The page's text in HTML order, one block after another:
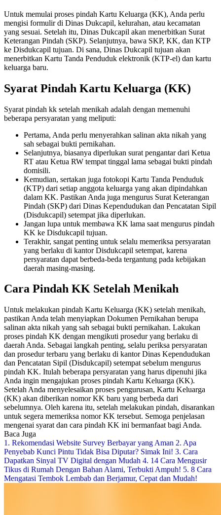
Untuk memulai proses pindah Kartu Keluarga (KK), Anda perlu
mengisi formulir di Dinas Dukcapil, kelurahan, atau kecamatan
yang sesuai. Setelah itu, Dinas Dukcapil akan menerbitkan Surat
Keterangan Pindah (SKP). Selanjutnya, bawa SKP, KK, dan KTP
ke Disdukcapil tujuan. Di sana, Dinas Dukcapil tujuan akan
menerbitkan Kartu Tanda Penduduk elektronik (KTP-el) dan kartu
keluarga baru.
Syarat Pindah Kartu Keluarga (KK)
Syarat pindah kk setelah menikah adalah dengan memenuhi
beberapa persyaratan yang meliputi:
Pertama, Anda perlu menyerahkan salinan akta nikah yang
sah sebagai bukti pernikahan.
Selanjutnya, biasanya diperlukan surat pengantar dari Ketua
RT atau Ketua RW tempat tinggal lama sebagai bukti pindah
domisili.
Kemudian, sertakan juga fotokopi Kartu Tanda Penduduk
(KTP) dari setiap anggota keluarga yang akan dipindahkan
dalam KK. Pastikan Anda juga mengurus Surat Keterangan
Pindah (SKP) dari Dinas Kependudukan dan Pencatatan Sipil
(Disdukcapil) setempat jika diperlukan.
Jangan lupa untuk membawa KK lama saat mengurus pindah
KK ke Disdukcapil tujuan.
Terakhir, sangat penting untuk selalu memeriksa persyaratan
yang berlaku di kantor Disdukcapil setempat, karena
persyaratan dapat berbeda-beda tergantung pada kebijakan
daerah masing-masing.
Cara Pindah KK Setelah Menikah
Untuk melakukan pindah Kartu Keluarga (KK) setelah menikah,
pastikan Anda telah menyiapkan Dokumen Pernikahan berupa
salinan akta nikah yang sah sebagai bukti pernikahan. Lakukan
proses pindah KK dengan mengikuti prosedur yang berlaku di
daerah Anda. Sebagai langkah penting, selalu periksa persyaratan
dan prosedur terbaru yang berlaku di kantor Dinas Kependudukan
dan Pencatatan Sipil (Disdukcapil) setempat sebelum mengurus
pindah KK. Itulah beberapa persyaratan yang harus dipenuhi jika
Anda ingin mengajukan proses pindah Kartu Keluarga (KK).
Setelah Anda menyelesaikan proses pengurusan, Kartu Keluarga
(KK) akan diberikan nomor KK baru yang berbeda dari
sebelumnya. Oleh karena itu, setelah melakukan pindah, disarankan
untuk segera memeriksa nomor KK tersebut. Semoga penjelasan
mengenai syarat dan cara pindah KK ini bermanfaat bagi Anda.
Baca Juga
1. Rekomendasi Website Survey Berbayar yang Aman 2. Apa
Penyebab Kunci Pintu Tidak Bisa Diputar? Simak Ini! 3. Cara
Dapatkan Sinyal TV Digital dengan Mudah 4. 14 Cara Mengusir
Tikus di Rumah Dengan Bahan Alami, Terbukti Ampuh! 5. 8 Cara
Mengatasi Tembok Lembab dan Berjamur, Cepat dan Mudah!